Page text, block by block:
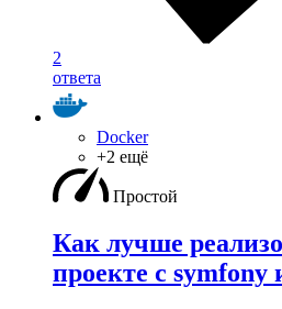
2
ответа
Docker
+2 ещё
Простой
Как лучше
проекте с symfony